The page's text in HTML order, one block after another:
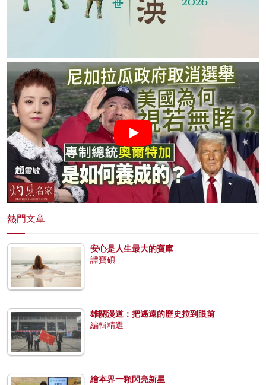
熱門文章
安心是人生最大的寶庫
譚寶碩
雄關漫道：把遙遠的歷史拉到眼前
編輯精選
繪本界一顆閃亮新星